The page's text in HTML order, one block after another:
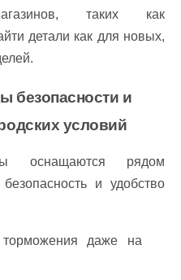
таких как
детали как для новых,
безопасности и
условий
оснащаются рядом
и удобство
даже на